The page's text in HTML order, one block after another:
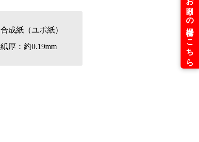
合成紙（ユポ紙）
紙厚：約0.19mm